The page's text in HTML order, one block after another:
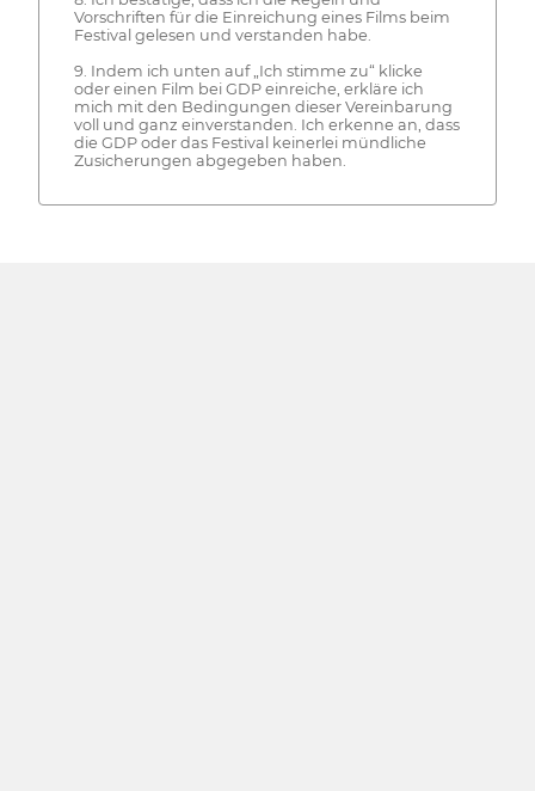
Vorschriften für die Einreichung eines Films beim
Festival gelesen und verstanden habe.
9. Indem ich unten auf „Ich stimme zu“ klicke
oder einen Film bei GDP einreiche, erkläre ich
mich mit den Bedingungen dieser Vereinbarung
voll und ganz einverstanden. Ich erkenne an, dass
die GDP oder das Festival keinerlei mündliche
Zusicherungen abgegeben haben.